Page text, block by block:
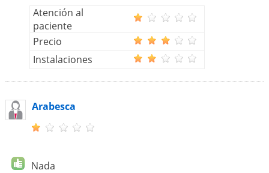
Atención al
paciente
Precio
Instalaciones
Arabesca
Nada